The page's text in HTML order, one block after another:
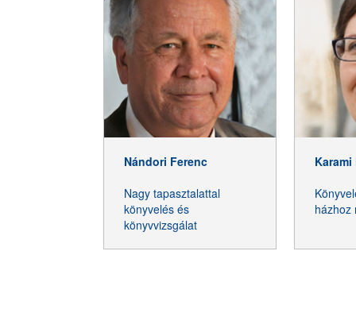
Nándori Ferenc
Nagy tapasztalattal
könyvelés és
könyvvizsgálat
Karami
házhoz